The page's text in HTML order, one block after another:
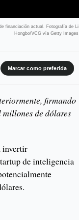
financiación actual. Fotografía de Li
Hongbo/VCG vía Getty Images
Marcar como preferida
firmando
de dólares
invertir
de inteligencia